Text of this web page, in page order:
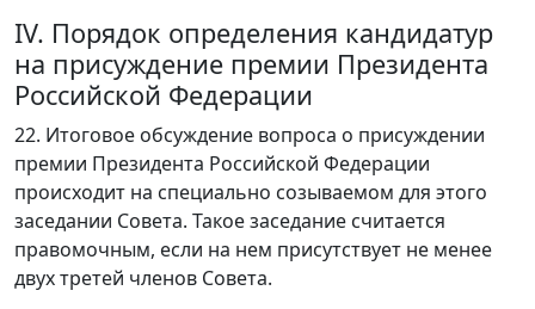
IV. Порядок определения кандидатур
на присуждение премии Президента
Российской Федерации
22. Итоговое обсуждение вопроса о присуждении
премии Президента Российской Федерации
происходит на специально созываемом для этого
заседании Совета. Такое заседание считается
правомочным, если на нем присутствует не менее
двух третей членов Совета.